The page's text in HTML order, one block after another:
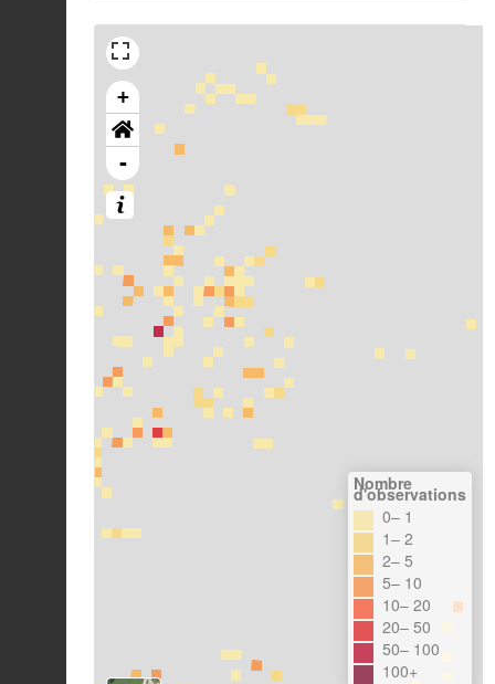
+
-
Nombre
d'observations
0– 1
1– 2
2– 5
5– 10
10– 20
20– 50
50– 100
100+